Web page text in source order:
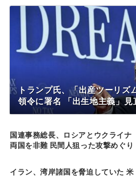
トランプ氏、「出産ツーリズ
領令に署名 「出生地主義」見
国連事務総長、ロシアとウクライナ
両国を非難 民間人狙った攻撃めぐり
イラン、湾岸諸国を脅迫していた 米